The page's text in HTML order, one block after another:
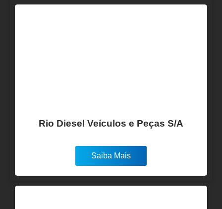
Rio Diesel Veículos e Peças S/A
Saiba Mais